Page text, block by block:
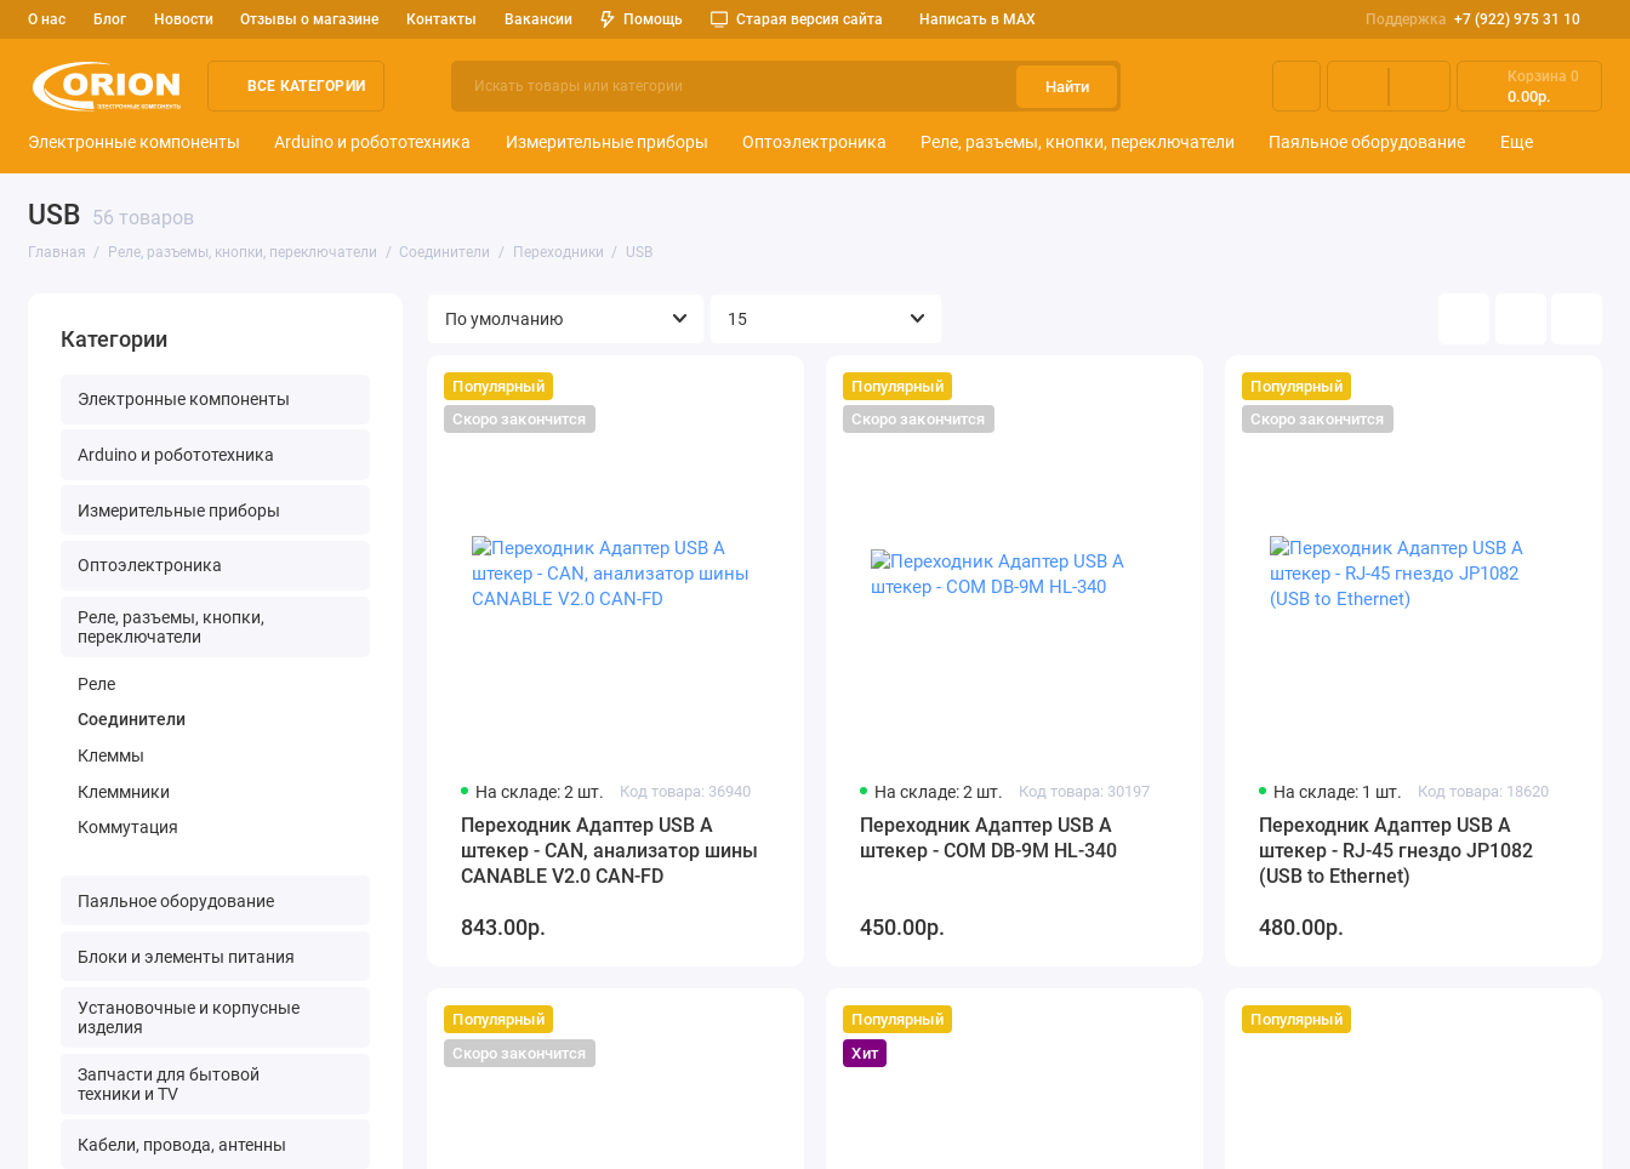
О нас Блог Новости Отзывы о магазине Контакты Вакансии Помощь Старая версия сайта Написать в MAX Поддержка +7 (922) 975 31 10
ВСЕ КАТЕГОРИИ Найти
Корзина 0
0.00р.
Электронные компоненты Arduino и робототехника Измерительные приборы Оптоэлектроника Реле, разъемы, кнопки, переключатели Паяльное оборудование Еще
USB 56 товаров
Главная Реле, разъемы, кнопки, переключатели Соединители Переходники USB
Категории
Электронные компоненты
Arduino и робототехника
Измерительные приборы
Оптоэлектроника
Реле, разъемы, кнопки,
переключатели
Реле
Соединители
Клеммы
Клеммники
Коммутация
Паяльное оборудование
Блоки и элементы питания
Установочные и корпусные
изделия
Запчасти для бытовой
техники и TV
Кабели, провода, антенны
Популярный
Скоро закончится
На складе: 2 шт. Код товара: 36940
Переходник Адаптер USB A
штекер - CAN, анализатор шины
CANABLE V2.0 CAN-FD
843.00р.
Популярный
Скоро закончится
На складе: 2 шт. Код товара: 30197
Переходник Адаптер USB A
штекер - COM DB-9M HL-340
450.00р.
Популярный
Скоро закончится
На складе: 1 шт. Код товара: 18620
Переходник Адаптер USB A
штекер - RJ-45 гнездо JP1082
(USB to Ethernet)
480.00р.
Популярный
Скоро закончится
Популярный
Хит
Популярный